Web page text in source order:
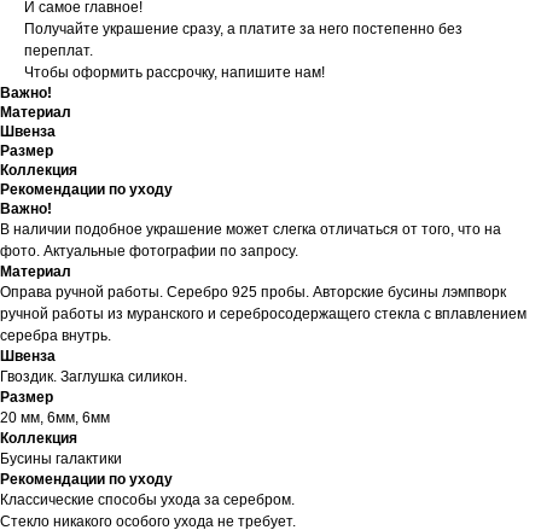
И самое главное!
Получайте украшение сразу, а платите за него постепенно без
переплат.
Чтобы оформить рассрочку, напишите нам!
Важно!
Материал
Швенза
Размер
Коллекция
Рекомендации по уходу
Важно!
В наличии подобное украшение может слегка отличаться от того, что на
фото. Актуальные фотографии по запросу.
Материал
Оправа ручной работы. Серебро 925 пробы. Авторские бусины лэмпворк
ручной работы из муранского и серебросодержащего стекла с вплавлением
серебра внутрь.
Швенза
Гвоздик. Заглушка силикон.
Размер
20 мм, 6мм, 6мм
Коллекция
Бусины галактики
Рекомендации по уходу
Классические способы ухода за серебром.
Стекло никакого особого ухода не требует.